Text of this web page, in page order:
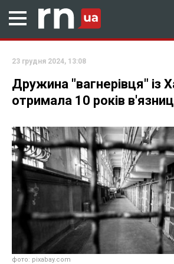
23 грудня 2024, 13:08
Дружина "вагнерівця" із
отримала 10 років
фото: pixabay.com